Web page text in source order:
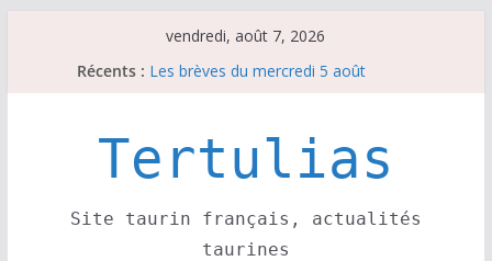
vendredi, août 7, 2026
Récents : Les brèves du jeudi 6 août
Escalafón 2026 – matadors de toros-
Escalafón 2026 – novilleros –
Tertulias
Site taurin français, actualités
taurines